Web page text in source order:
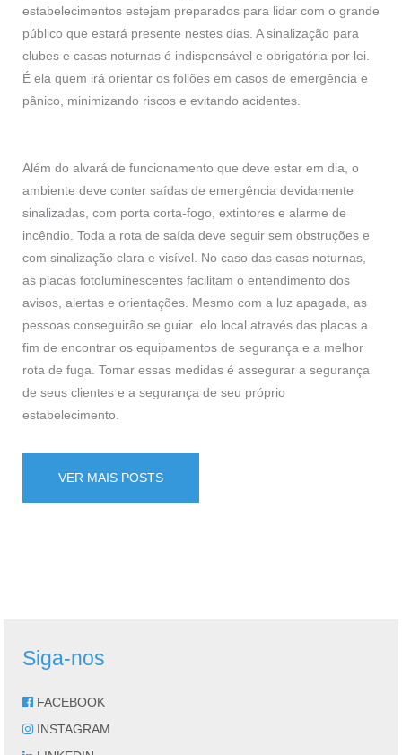
estabelecimentos estejam preparados para lidar com o grande
público que estará presente nestes dias. A sinalização para
clubes e casas noturnas é indispensável e obrigatória por lei.
É ela quem irá orientar os foliões em casos de emergência e
pânico, minimizando riscos e evitando acidentes.
Além do alvará de funcionamento que deve estar em dia, o
ambiente deve conter saídas de emergência devidamente
sinalizadas, com porta corta-fogo, extintores e alarme de
incêndio. Toda a rota de saída deve seguir sem obstruções e
com sinalização clara e visível. No caso das casas noturnas,
as placas fotoluminescentes facilitam o entendimento dos
avisos, alertas e orientações. Mesmo com a luz apagada, as
pessoas conseguirão se guiar elo local através das placas a
fim de encontrar os equipamentos de segurança e a melhor
rota de fuga. Tomar essas medidas é assegurar a segurança
de seus clientes e a segurança de seu próprio
estabelecimento.
VER MAIS POSTS
Siga-nos
FACEBOOK
INSTAGRAM